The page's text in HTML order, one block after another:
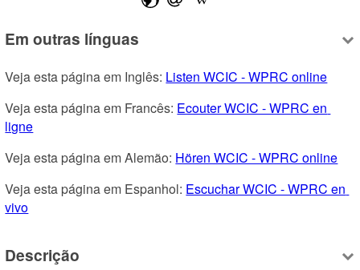
Em outras línguas
Veja esta página em Inglês: Listen WCIC - WPRC online
Veja esta página em Francês: Ecouter WCIC - WPRC en
ligne
Veja esta página em Alemão: Hören WCIC - WPRC online
Veja esta página em Espanhol: Escuchar WCIC - WPRC en
vivo
Descrição